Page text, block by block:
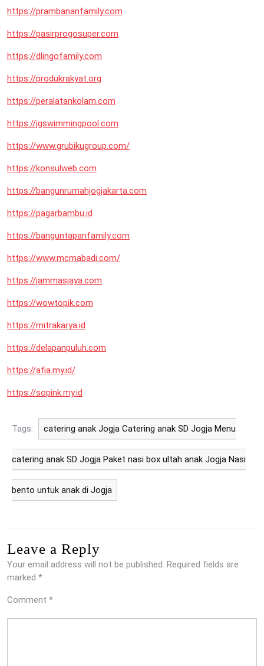
https://prambananfamily.com
https://pasirprogosuper.com
https://dlingofamily.com
https://produkrakyat.org
https://peralatankolam.com
https://jgswimmingpool.com
https://www.grubikugroup.com/
https://konsulweb.com
https://bangunrumahjogjakarta.com
https://pagarbambu.id
https://banguntapanfamily.com
https://www.mcmabadi.com/
https://jammasjaya.com
https://wowtopik.com
https://mitrakarya.id
https://delapanpuluh.com
https://afia.my.id/
https://sopink.my.id
Tags: catering anak Jogja Catering anak SD Jogja Menu
catering anak SD Jogja Paket nasi box ultah anak Jogja Nasi
bento untuk anak di Jogja
Leave a Reply
Your email address will not be published. Required fields are
marked *
Comment *